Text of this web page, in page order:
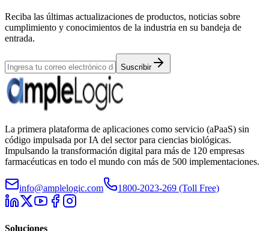
Reciba las últimas actualizaciones de productos, noticias sobre
cumplimiento y conocimientos de la industria en su bandeja de
entrada.
Suscribir
La primera plataforma de aplicaciones como servicio (aPaaS) sin
código impulsada por IA del sector para ciencias biológicas.
Impulsando la transformación digital para más de 120 empresas
farmacéuticas en todo el mundo con más de 500 implementaciones.
info@amplelogic.com 1800-2023-269 (Toll Free)
Soluciones